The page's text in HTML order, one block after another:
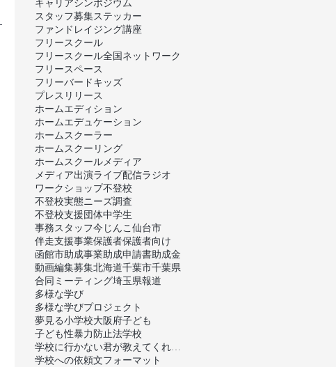
スタッフ募集ステッカー
ファンドレイジング講座
フリースクール
フリースクール全国ネットワーク
フリースペース
フリーバードキッズ
プレスリリース
ホームエディション
ホームエデュケーション
ホームスクーラー
ホームスクーリング
ホームスクールメディア
メディア出演ライブ配信ラジオ
ワークショップ不登校
不登校実態ニーズ調査
不登校支援団体中学生
事務スタッフ今じんこ仙台市
伴走支援事業保護者保護者向け
函館市助成事業助成申請書助成金
動画編集募集北海道千葉市千葉県
合同ミーティング埼玉県報道
多様な学び
多様な学びプロジェクト
夢見る小学校大阪府子ども
子ども性暴力防止法学校
学校に行かない君が教えてくれたこと
学校への依頼文フォーマット